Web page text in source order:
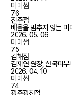
미미썸
76
진주점
배움을 멈추지 않는
2026. 05. 06
미미썸
75
김해점
김제연 원장, 한국피
2026. 04. 10
미미썸
74
광주광천점